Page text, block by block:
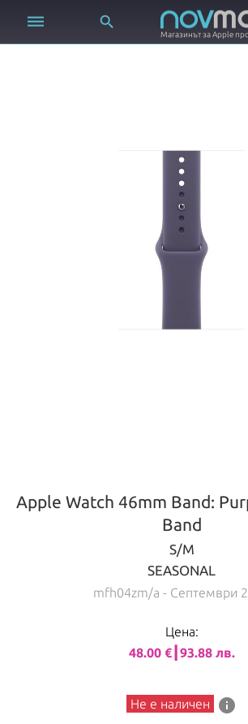
 
Магазинът за Apple
Apple Watch 46mm Band:
Band
S/M
SEASONAL
mfh04zm/a - Септември
Цена:
48.00 €┃93.88 лв.
Не е наличен info